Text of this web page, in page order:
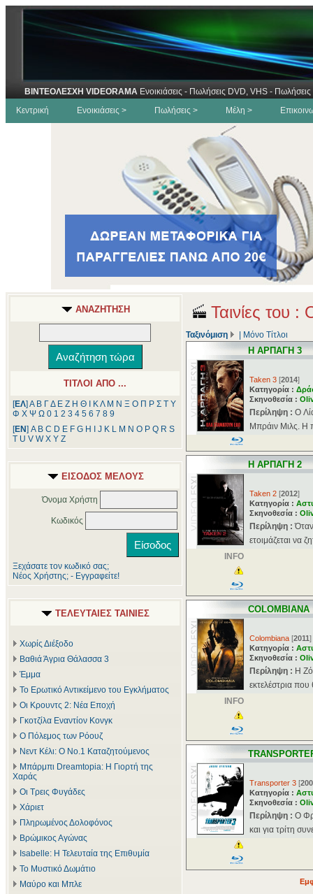
ΒΙΝΤΕΟΛΕΣΧΗ VIDEORAMA Ενοικιάσεις - Πωλήσεις DVD, VHS -
Κεντρική
Ενοικιάσεις > Πωλήσεις > Μέλη >
ΑΝΑΖΗΤΗΣΗ
ΤΙΤΛΟΙ ΑΠΟ ...
[ΕΛ] Α Β ΓΔ Ε Ζ Η Θ ΚΛ Μ Ν Ξ Ο Π Ρ Σ Τ Υ
Φ Χ Ψ Ω 0 1 2 3 4 5 6 7 8 9
[ΕΝ] A B C D E F G H J K L M N O P Q R S
T U V W X Y Z
ΕΙΣΟΔΟΣ ΜΕΛΟΥΣ
Όνομα Χρήστη
Κωδικός
Ξεχάσατε τον κωδικό σας;
Νέος Χρήστης; - Εγγραφείτε!
ΤΕΛΕΥΤΑΙΕΣ ΤΑΙΝΙΕΣ
Χωρίς Διέξοδο
Βαθιά Άγρια Θάλασσα 3
Έμμα
Το Ερωτικό Αντικείμενο του Εγκλήματος
Οι Κρουντς 2: Νέα Εποχή
Γκοτζίλα Εναντίον Κονγκ
Ο Πόλεμος των Ρόουζ
Νεντ Κέλι: Ο Νο.1 Καταζητούμενος
Μπάρμπι Dreamtopia: Η Γιορτή της
Χαράς
Οι Τρεις Φυγάδες
Χάριετ
Πληρωμένος Δολοφόνος
Βρώμικος Αγώνας
Isabelle: Η Τελευταία της Επιθυμία
Το Μυστικό Δωμάτιο
Μαύρο και Μπλε
Ταινίες του
Ταξινόμιση Μόνο Τίτλοι
Η ΑΡΠΑΓΗ 3
Taken 3 [2014]
Κατηγορία :
Σκηνοθεσία :
Περίληψη : O
Μπράιν Μιλς. Η
Η ΑΡΠΑΓΗ 2
Taken 2 [2012]
Κατηγορία :
Σκηνοθεσία :
Περίληψη :
ετοιμάζεται να
INFO
COLOMBIANA
Colombiana [2011]
Κατηγορία :
Σκηνοθεσία :
Περίληψη : Η
εκτελέστρια
INFO
Transporter 3 [
Κατηγορία :
Σκηνοθεσία :
Περίληψη : Ο
και για τρίτη